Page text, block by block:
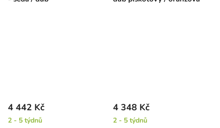
4 442 Kč
2 - 5 týdnů
4 348 Kč
2 - 5 týdnů